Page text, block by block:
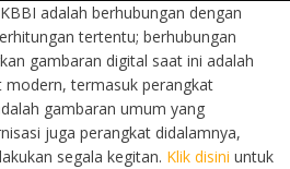
adalah berhubungan dengan
tertentu; berhubungan
gambaran digital saat ini adalah
modern, termasuk perangkat
gambaran umum yang
juga perangkat didalamnya,
segala kegitan. Klik disini untuk